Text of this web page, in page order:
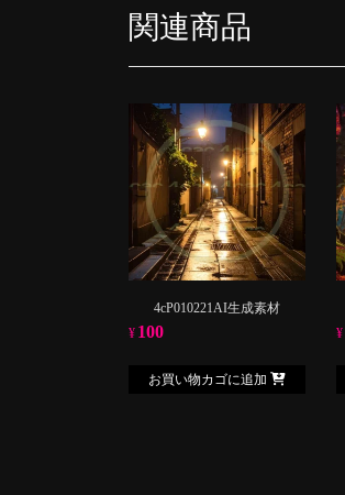
関連商品
4cP010221AI生成素材
¥ 100
お買い物カゴに追加
¥